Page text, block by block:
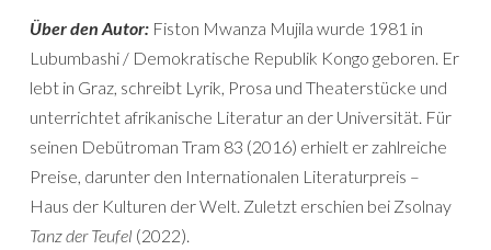
Über den Autor: Fiston Mwanza Mujila wurde 1981 in
Lubumbashi / Demokratische Republik Kongo geboren. Er
lebt in Graz, schreibt Lyrik, Prosa und Theaterstücke und
unterrichtet afrikanische Literatur an der Universität. Für
seinen Debütroman Tram 83 (2016) erhielt er zahlreiche
Preise, darunter den Internationalen Literaturpreis –
Haus der Kulturen der Welt. Zuletzt erschien bei Zsolnay
Tanz der Teufel (2022).